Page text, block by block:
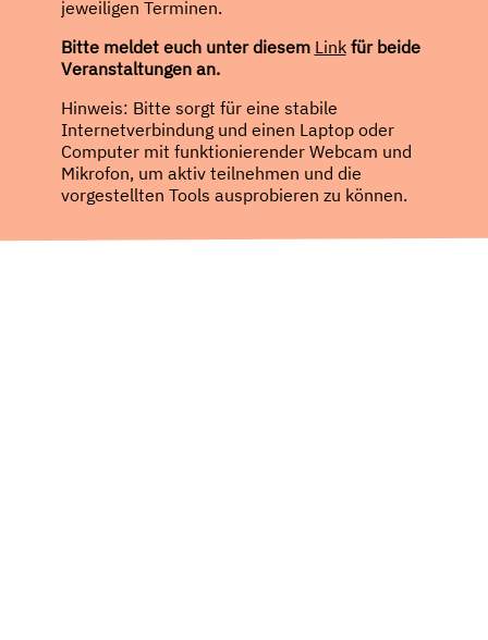
jeweiligen Terminen.
Bitte meldet euch unter diesem Linkfür beide
Veranstaltungen an.
Hinweis: Bitte sorgt für eine stabile
Internetverbindung und einen Laptop oder
Computer mit funktionierender Webcam und
Mikrofon, um aktiv teilnehmen und die
vorgestellten Tools ausprobieren zu können.